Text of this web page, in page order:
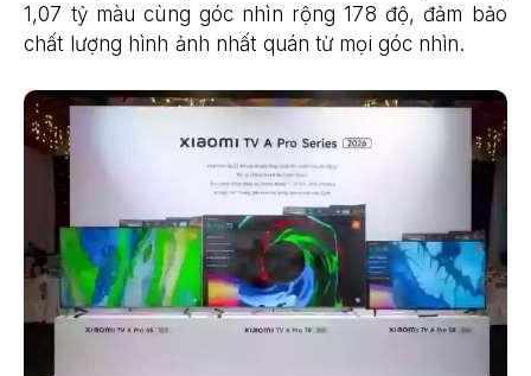
1,07 tỷ màu cùng góc nhìn rộng 178 độ, đảm bảo
chất lượng hình ảnh nhất quán từ mọi góc nhìn.